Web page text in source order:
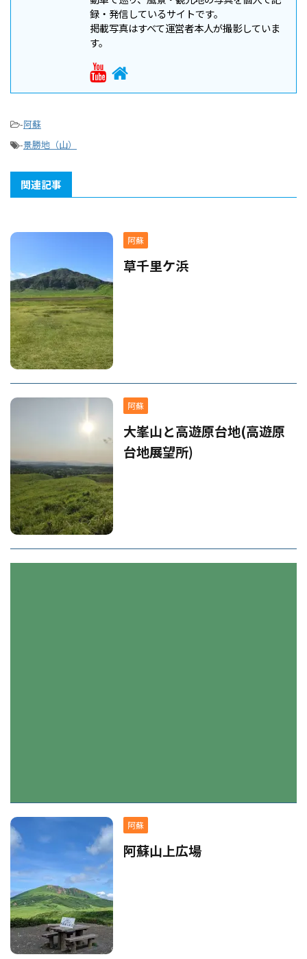
録・発信しているサイトです。
掲載写真はすべて運営者本人が撮影していま
す。
-阿蘇
-景勝地（山）
関連記事
阿蘇
草千里ケ浜
阿蘇
大峯山と高遊原台地(高遊原
台地展望所)
阿蘇
阿蘇山上広場